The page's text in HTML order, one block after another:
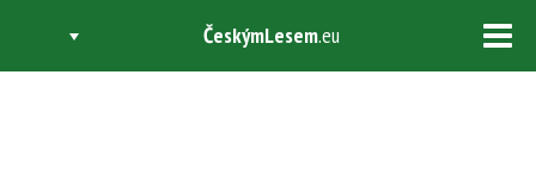
ČeskýmLesem.eu